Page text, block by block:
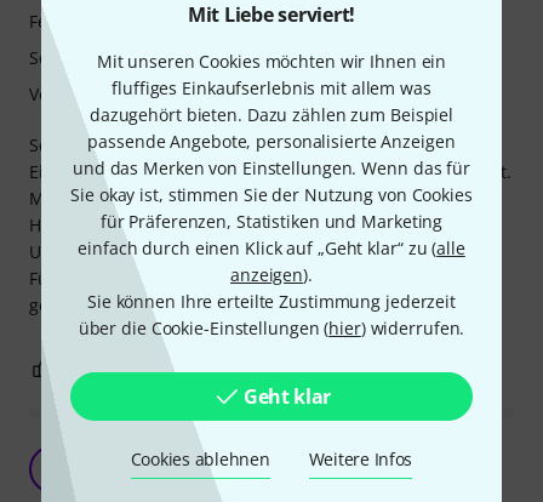
Mit Liebe serviert!
Mit unseren Cookies möchten wir Ihnen ein
fluffiges Einkaufserlebnis mit allem was
dazugehört bieten. Dazu zählen zum Beispiel
passende Angebote, personalisierte Anzeigen
und das Merken von Einstellungen. Wenn das für
Sie okay ist, stimmen Sie der Nutzung von Cookies
für Präferenzen, Statistiken und Marketing
einfach durch einen Klick auf „Geht klar“ zu (alle
anzeigen).
Sie können Ihre erteilte Zustimmung jederzeit
über die Cookie-Einstellungen (hier) widerrufen.
Geht klar
Cookies ablehnen Weitere Infos
Sehr angenehm zu halten, und riecht gut.
Einspielzeit: ein paar Wochen, dafür klingt sie jetzt sehr gut.
Mitgelieferte Saiten sind recht gut.
Habe ein neuer Steg (Einlage) gefertigt, aus Buche. Der
Ursprüngliche ist wie neu; als ersatz für später gedacht.
Für mich, als referenz Instrument, und zum komponieren
geeignet.
Features
Sound
Verarbeitung
1
Guter Preis, rundum zufrieden!
Thorsten559 20.12.2012